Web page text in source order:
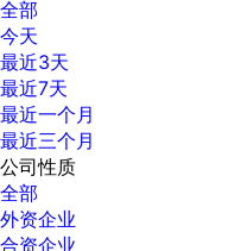
全部
今天
最近3天
最近7天
最近一个月
最近三个月
公司性质
全部
外资企业
合资企业